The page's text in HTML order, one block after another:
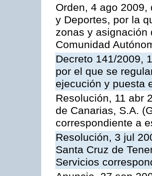
Orden, 4 ago
y Deportes, por la
zonas y asignación
Comunidad
Decreto 141/2009,
por el que se
ejecución y puesta
Resolución, 11 abr
de Canarias, S.A.
correspondiente a
Resolución, 3 jul
Santa Cruz de
Servicios